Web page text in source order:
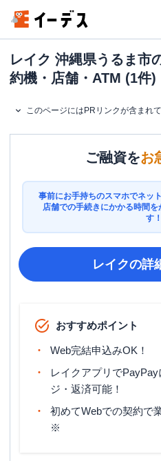
レイク 沖縄県うるま市
約機・店舗・ATM (1件)
このページにはPRリンクが含まれ
ご融資をお
事前にお手持ちのスマホでネッ
店舗での手続きにかかる時間
す！
レイクの詳
おすすめポイント
Web完結申込みOK！
レイクアプリで
ジ・返済可能！
初めてWebでの契約で
※